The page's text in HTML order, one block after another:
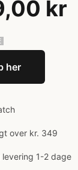
kr
her
over kr. 349
levering 1-2 dage